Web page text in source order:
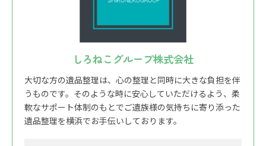
しろねこグループ株式会社
大切な方の遺品整理は、心の整理と同時に大きな負担を伴
うものです。そのような時に安心していただけるよう、柔
軟なサポート体制のもとでご遺族様の気持ちに寄り添った
遺品整理を横浜でお手伝いしております。